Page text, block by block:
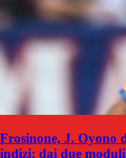
Frosinone, J. Oyono
indizi: dai due